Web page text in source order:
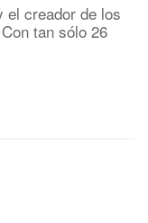
el creador de los
tan sólo 26